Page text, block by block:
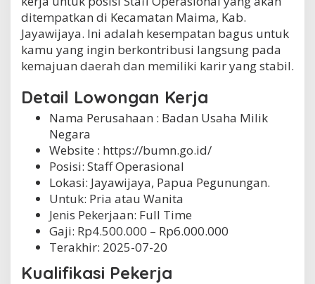
a
y
a
w
i
y
a
ditempatkan di Kecamatan Maima, Kab.
Jayawijaya. Ini adalah kesempatan bagus untuk
kamu yang ingin berkontribusi langsung pada
kemajuan daerah dan memiliki karir yang stabil.
Detail Lowongan Kerja
Nama Perusahaan : Badan Usaha Milik
Negara
Website : https://bumn.go.id/
Posisi: Staff Operasional
Lokasi: Jayawijaya, Papua Pegunungan.
Untuk: Pria atau Wanita
Jenis Pekerjaan: Full Time
Gaji: Rp4.500.000 – Rp6.000.000
Terakhir: 2025-07-20
Kualifikasi Pekerja